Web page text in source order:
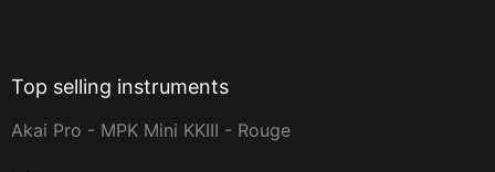
Top selling instruments
Akai Pro - MPK Mini KKIII - Rouge